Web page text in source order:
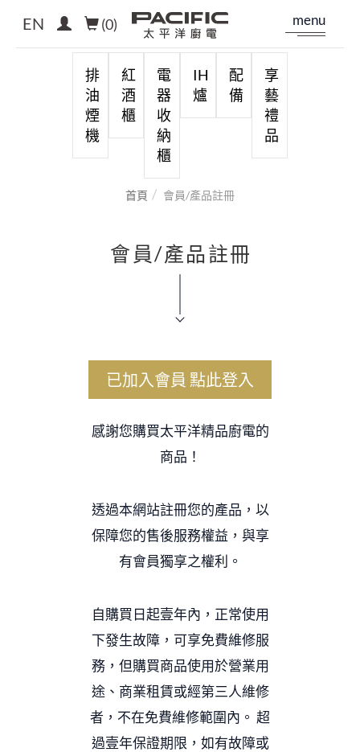
menu
(0)
EN
排
油
煙
機
紅
酒
櫃
電
器
收
納
櫃
IH
爐
配
備
享
藝
禮
品
首頁 會員/產品註冊
會員/產品註冊
已加入會員 點此登入
感謝您購買太平洋精品廚電的
商品！
透過本網站註冊您的產品，以
保障您的售後服務權益，與享
有會員獨享之權利。
自購買日起壹年內，正常使用
下發生故障，可享免費維修服
務，但購買商品使用於營業用
途、商業租賃或經第三人維修
者，不在免費維修範圍內。 超
過壹年保證期限，如有故障或